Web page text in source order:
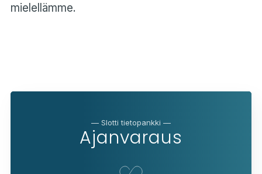
mielellämme.
— Slotti tietopankki —
Ajanvaraus